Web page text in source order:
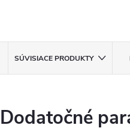
SÚVISIACE PRODUKTY
Dodatočné